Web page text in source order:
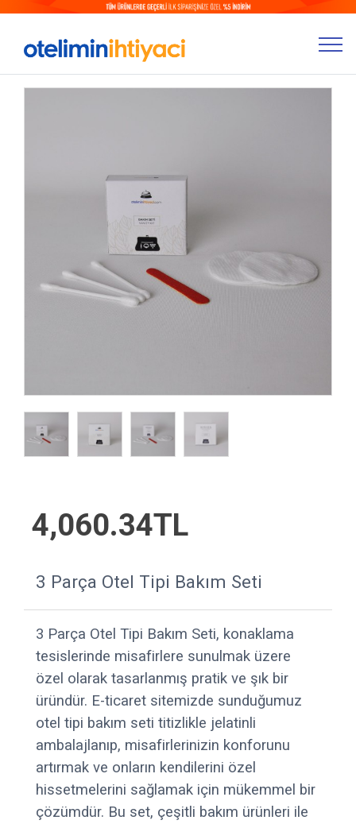
3 Parça Otel Tipi Bakım Seti
3 Parça Otel Tipi Bakım Seti, konaklama
tesislerinde misafirlere sunulmak üzere
özel olarak tasarlanmış pratik ve şık bir
üründür. E-ticaret sitemizde sunduğumuz
otel tipi bakım seti titizlikle jelatinli
ambalajlanıp, misafirlerinizin konforunu
artırmak ve onların kendilerini özel
hissetmelerini sağlamak için mükemmel bir
çözümdür. Bu set, çeşitli bakım ürünleri ile
4,060.34TL